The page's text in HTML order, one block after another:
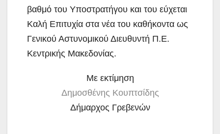
βαθμό του Υποστρατήγου και του εύχεται
Καλή Επιτυχία στα νέα του καθήκοντα ως
Γενικού Αστυνομικού Διευθυντή Π.Ε.
Κεντρικής Μακεδονίας.
Με εκτίμηση
Δημοσθένης Κουπτσίδης
Δήμαρχος Γρεβενών